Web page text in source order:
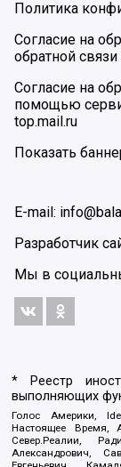
Политика
Согласие на
обратной связи
Согласие на
помощью
top.mail.ru
Показать
E-mail:
Разработчик
Мы в
* Реестр
выполняющих
Голос Америки,
Настоящее Время,
Север.Реалии,
Александрович,